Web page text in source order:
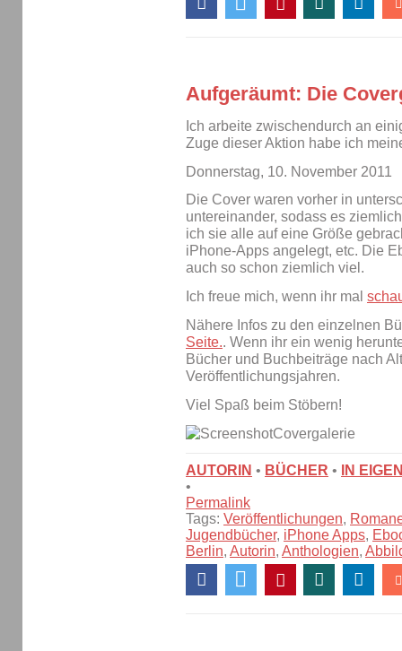
Aufgeräumt: Die
Ich arbeite zwischendurch an
Zuge dieser Aktion habe ich
Donnerstag, 10. November 2011
Die Cover waren vorher in
untereinander, sodass es
ich sie alle auf eine Größe
iPhone-Apps angelegt, etc. Die
auch so schon ziemlich viel.
Ich freue mich, wenn ihr mal
Nähere Infos zu den einzelnen
Seite.. Wenn ihr ein wenig
Bücher und Buchbeiträge nach
Veröffentlichungsjahren.
Viel Spaß beim Stöbern!
AUTORIN • BÜCHER •
IN
•
Permalink
Tags: Veröffentlichungen,
Jugendbücher, iPhone Apps,
Berlin, Autorin, Anthologien,